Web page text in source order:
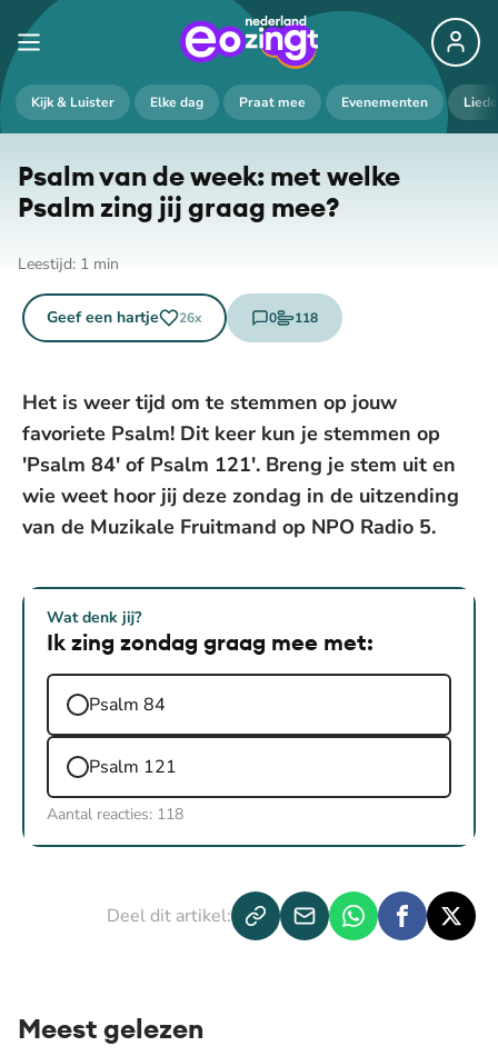
Kijk & Luister Elke dag Praat mee Evenementen
Psalm van de week: met welke
Psalm zing jij graag mee?
Leestijd: 1 min
Geef een hartje 26x 0
reacties
118
stemmen
Het is weer tijd om te stemmen op jouw
favoriete Psalm! Dit keer kun je stemmen op
'Psalm 84' of Psalm 121'. Breng je stem uit en
wie weet hoor jij deze zondag in de uitzending
van de Muzikale Fruitmand op NPO Radio 5.
Wat denk jij?
Ik zing zondag graag mee met:
Psalm 84
Psalm 121
Aantal reacties: 118
Deel dit artikel:
Meest gelezen